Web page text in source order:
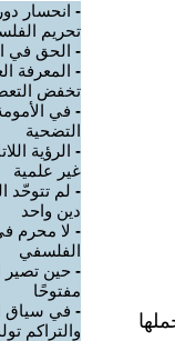
- انحسار
تحريم
- الحق في
- المعرفة
تخفض
- في
التضحية
- الرؤية
غير علمية
- لم تتوحّد
دين واحد
- لا محرم
الفلسفي
- حين تصير
مفتوحًا
- في سياق
والتراكم